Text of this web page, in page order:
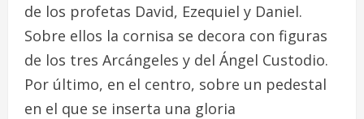
de los profetas David, Ezequiel y Daniel.
Sobre ellos la cornisa se decora con figuras
de los tres Arcángeles y del Ángel Custodio.
Por último, en el centro, sobre un pedestal
en el que se inserta una gloria